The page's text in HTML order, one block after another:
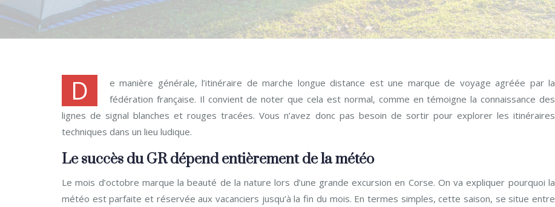
D
e manière générale, l’itinéraire de marche longue distance est une marque de voyage agréée par la
fédération française. Il convient de noter que cela est normal, comme en témoigne la connaissance des
lignes de signal blanches et rouges tracées. Vous n’avez donc pas besoin de sortir pour explorer les itinéraires
techniques dans un lieu ludique.
Le succès du GR dépend entièrement de la météo
Le mois d’octobre marque la beauté de la nature lors d’une grande excursion en Corse. On va expliquer pourquoi la
météo est parfaite et réservée aux vacanciers jusqu’à la fin du mois. En termes simples, cette saison, se situe entre